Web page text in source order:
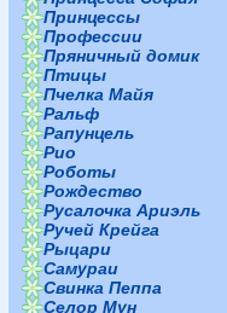
Принцессы
Профессии
Пряничный домик
Птицы
Пчелка Майя
Ральф
Рапунцель
Рио
Роботы
Рождество
Русалочка Ариэль
Ручей Крейга
Рыцари
Самураи
Свинка Пеппа
Селор Мун